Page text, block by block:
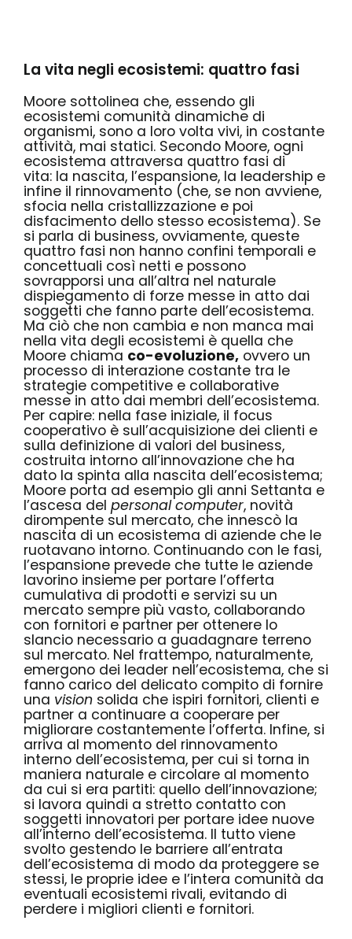
La vita negli ecosistemi: quattro fasi
Moore sottolinea che, essendo gli
ecosistemi comunità dinamiche di
organismi, sono a loro volta vivi, in costante
attività, mai statici. Secondo Moore, ogni
ecosistema attraversa quattro fasi di
vita: la nascita, l’espansione, la leadership e
infine il rinnovamento (che, se non avviene,
sfocia nella cristallizzazione e poi
disfacimento dello stesso ecosistema). Se
si parla di business, ovviamente, queste
quattro fasi non hanno confini temporali e
concettuali così netti e possono
sovrapporsi una all’altra nel naturale
dispiegamento di forze messe in atto dai
soggetti che fanno parte dell’ecosistema.
Ma ciò che non cambia e non manca mai
nella vita degli ecosistemi è quella che
Moore chiama co-evoluzione, ovvero un
processo di interazione costante tra le
strategie competitive e collaborative
messe in atto dai membri dell’ecosistema.
Per capire: nella fase iniziale, il focus
cooperativo è sull’acquisizione dei clienti e
sulla definizione di valori del business,
costruita intorno all’innovazione che ha
dato la spinta alla nascita dell’ecosistema;
Moore porta ad esempio gli anni Settanta e
l’ascesa del personal computer, novità
dirompente sul mercato, che innescò la
nascita di un ecosistema di aziende che le
ruotavano intorno. Continuando con le fasi,
l’espansione prevede che tutte le aziende
lavorino insieme per portare l’offerta
cumulativa di prodotti e servizi su un
mercato sempre più vasto, collaborando
con fornitori e partner per ottenere lo
slancio necessario a guadagnare terreno
sul mercato. Nel frattempo, naturalmente,
emergono dei leader nell’ecosistema, che si
fanno carico del delicato compito di fornire
una vision solida che ispiri fornitori, clienti e
partner a continuare a cooperare per
migliorare costantemente l’offerta. Infine, si
arriva al momento del rinnovamento
interno dell’ecosistema, per cui si torna in
maniera naturale e circolare al momento
da cui si era partiti: quello dell’innovazione;
si lavora quindi a stretto contatto con
soggetti innovatori per portare idee nuove
all’interno dell’ecosistema. Il tutto viene
svolto gestendo le barriere all’entrata
dell’ecosistema di modo da proteggere se
stessi, le proprie idee e l’intera comunità da
eventuali ecosistemi rivali, evitando di
perdere i migliori clienti e fornitori.